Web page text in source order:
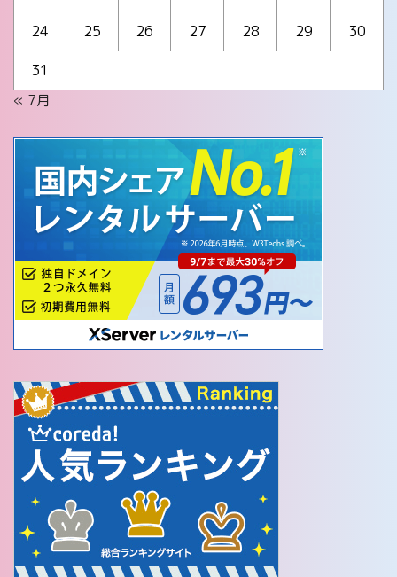
24
25 26 27 28 29
30
31
« 7月